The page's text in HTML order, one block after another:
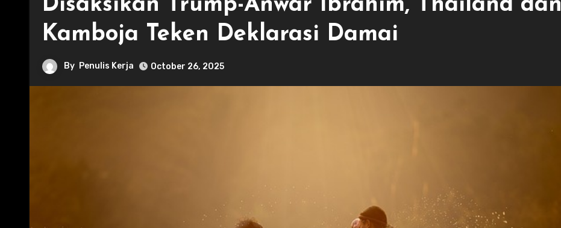
Disaksikan Trump-Anwar Ibrahim, Thailand dan
Kamboja Teken Deklarasi Damai
By Penulis Kerja October 26, 2025